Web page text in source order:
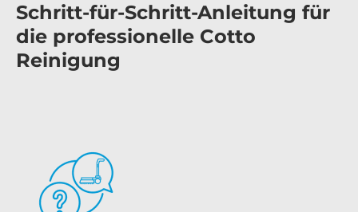
Schritt-für-Schritt-Anleitung für
die professionelle Cotto
Reinigung